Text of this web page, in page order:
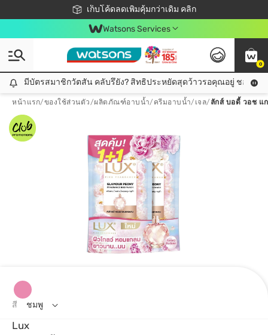
เก็บโค้ดลดเพิ่มคุ้มกว่าเดิม คลิก
ชอปออนไลน์ครั้งแรก ลดเพิ่มจุก ๆ 10%! 🎉
📦ส่งฟรี! เมื่อชอป 499฿
สมาชิกวัตสัน คลับดียังไง?
Watsons Services
0
มีบัตรสมาชิกวัตสัน คลับรึยัง? สิทธิประหยัดสุดว้าวรอคุณอยู่ ชอปคุ้มกว่าเดิม คลิก!
มีบัตรสมาชิกวัตสัน คลับรึยัง? สิทธิประหยัดสุดว้าวรอคุณอยู่ ชอปคุ้มก
หน้าแรก/ของใช้ส่วนตัว/ผลิตภัณฑ์อาบน้ำ/ ครีมอาบน้ำ/เจล/ ลักส์ บอดี้ วอช แ
Lux
สี ชมพู